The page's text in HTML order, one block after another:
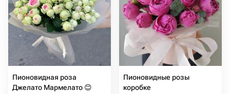
Пионовидная роза
Джелато Мармелато 😊
Пионовидные розы
коробке